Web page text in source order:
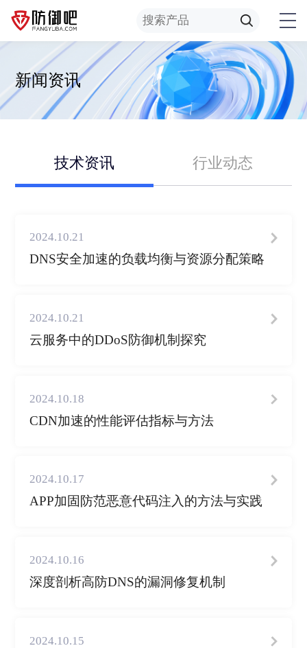
新闻资讯
技术资讯 行业动态
2024.10.21
DNS安全加速的负载均衡与资源分配策略
2024.10.21
云服务中的DDoS防御机制探究
2024.10.18
CDN加速的性能评估指标与方法
2024.10.17
APP加固防范恶意代码注入的方法与实践
2024.10.16
深度剖析高防DNS的漏洞修复机制
2024.10.15